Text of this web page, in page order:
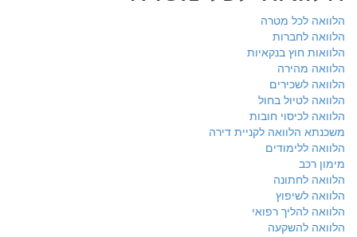
הלוואה לכל מטרה
הלוואה לחברות
הלוואות חוץ בנקאיות
הלוואה מהירה
הלוואה לשכירים
הלוואה לטיול בחול
הלוואה לכיסוי חובות
משכנתא הלוואה לקניית דירה
הלוואה ללימודים
מימון רכב
הלוואה לחתונה
הלוואה לשיפוץ
הלוואה להליך רפואי
הלוואה להשקעה